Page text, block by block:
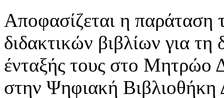
Αποφασίζεται η παράταση
διδακτικών βιβλίων για τη
ένταξής τους στο Μητρώο
στην Ψηφιακή